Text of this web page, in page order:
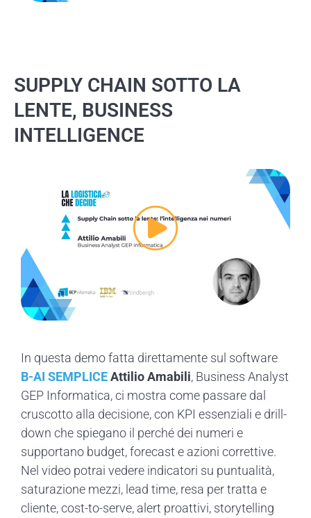
SUPPLY CHAIN SOTTO LA
LENTE, BUSINESS
INTELLIGENCE
In questa demo fatta direttamente sul software
B-AI SEMPLICEAttilio Amabili, Business Analyst
GEP Informatica, ci mostra come passare dal
cruscotto alla decisione, con KPI essenziali e drill-
down che spiegano il perché dei numeri e
supportano budget, forecast e azioni correttive.
Nel video potrai vedere indicatori su puntualità,
saturazione mezzi, lead time, resa per tratta e
cliente, cost-to-serve, alert proattivi, storytelling